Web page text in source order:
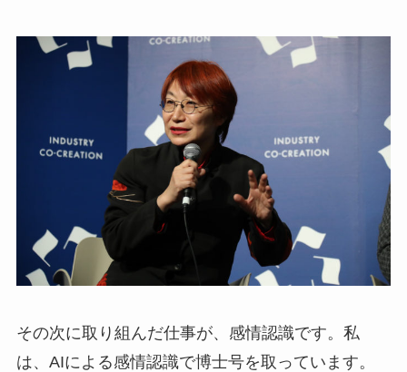
その次に取り組んだ仕事が、感情認識です。私
は、AIによる感情認識で博士号を取っています。